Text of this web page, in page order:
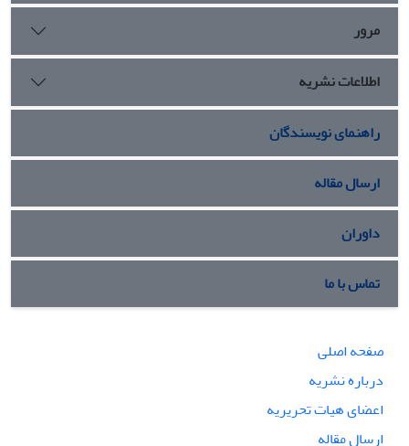
مرور
اطلاعات نشریه
راهنمای نویسندگان
ارسال مقاله
داوران
تماس با ما
صفحه اصلی
درباره نشریه
اعضای هیات تحریریه
ارسال مقاله